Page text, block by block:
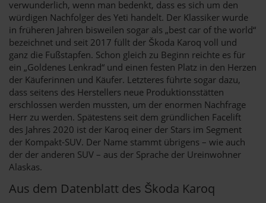
verwunderlich, wenn man bedenkt, dass es sich um den
würdigen Nachfolger des Yeti handelt. Der Klassiker wurde
in früheren Jahren bisweilen sogar als „best car of the world“
bezeichnet und seit 2017 füllt der Škoda Karoq voll und
ganz die Fußstapfen. Schon gleich zu Beginn reichte es für
ein „Goldenes Lenkrad“ und einen festen Platz in den Herzen
der Käuferinnen und Käufer. Letzteres führte sogar dazu,
dass seitens des Herstellers neue Produktionsstätten
erschlossen werden mussten, um der enormen Nachfrage
Herr zu werden. Spätestens seit dem gründlichen Facelift
des Jahres 2020 ist der Karoq einer der Stars im Segment
der Kompakt-SUV. Der Name stammt übrigens – wie auch
der der anderen SUV – aus der Sprache der Ureinwohner
Alaskas.
Aus dem Datenblatt des Škoda Karoq